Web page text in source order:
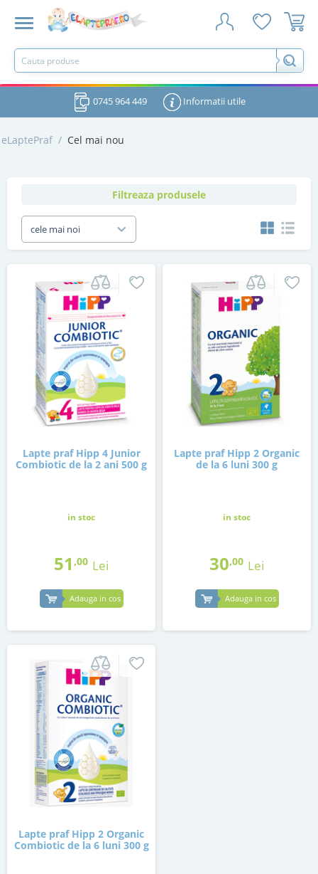
0745 964 449 Informatii utile
eLaptePraf / Cel mai nou
Filtreaza produsele
cele mai noi
Lapte praf Hipp 4 Junior
Combiotic de la 2 ani 500 g
in stoc
51 ,00 Lei
Adauga in cos
Lapte praf Hipp 2 Organic
de la 6 luni 300 g
in stoc
30,00 Lei
Adauga in cos
Lapte praf Hipp 2 Organic
Combiotic de la 6 luni 300 g